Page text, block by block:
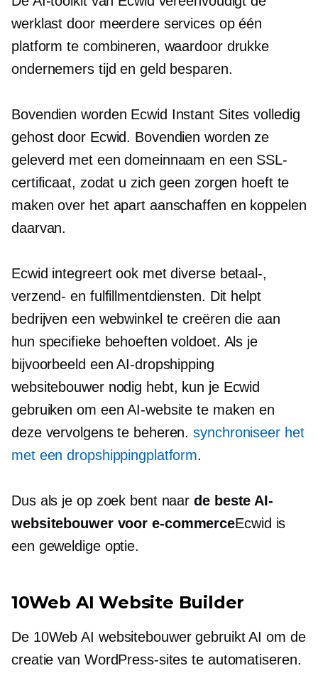
werklast door meerdere services op één
platform te combineren, waardoor drukke
ondernemers tijd en geld besparen.
Bovendien worden Ecwid Instant Sites volledig
gehost door Ecwid. Bovendien worden ze
geleverd met een domeinnaam en een SSL-
certificaat, zodat u zich geen zorgen hoeft te
maken over het apart aanschaffen en koppelen
daarvan.
Ecwid integreert ook met diverse betaal-,
verzend- en fulfillmentdiensten. Dit helpt
bedrijven een webwinkel te creëren die aan
hun specifieke behoeften voldoet. Als je
bijvoorbeeld een AI-dropshipping
websitebouwer nodig hebt, kun je Ecwid
gebruiken om een ​​AI-website te maken en
deze vervolgens te beheren.synchroniseer het
met een dropshippingplatform.
Dus als je op zoek bent naarde beste AI-
websitebouwer voor e-commerceEcwid is
een geweldige optie.
10Web AI Website Builder
De 10Web AI websitebouwer gebruikt AI om de
creatie van WordPress-sites te automatiseren.